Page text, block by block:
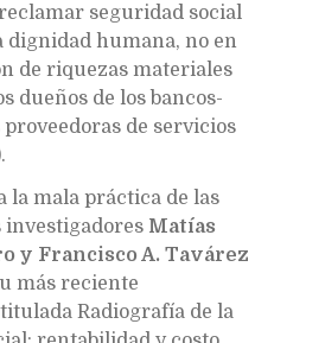
seguridad social
dignidad humana, no en
de riquezas materiales
dueños de los bancos-
proveedoras de servicios
la mala práctica de las
investigadores Matías
y Francisco A. Tavárez
más reciente
Radiografía de la